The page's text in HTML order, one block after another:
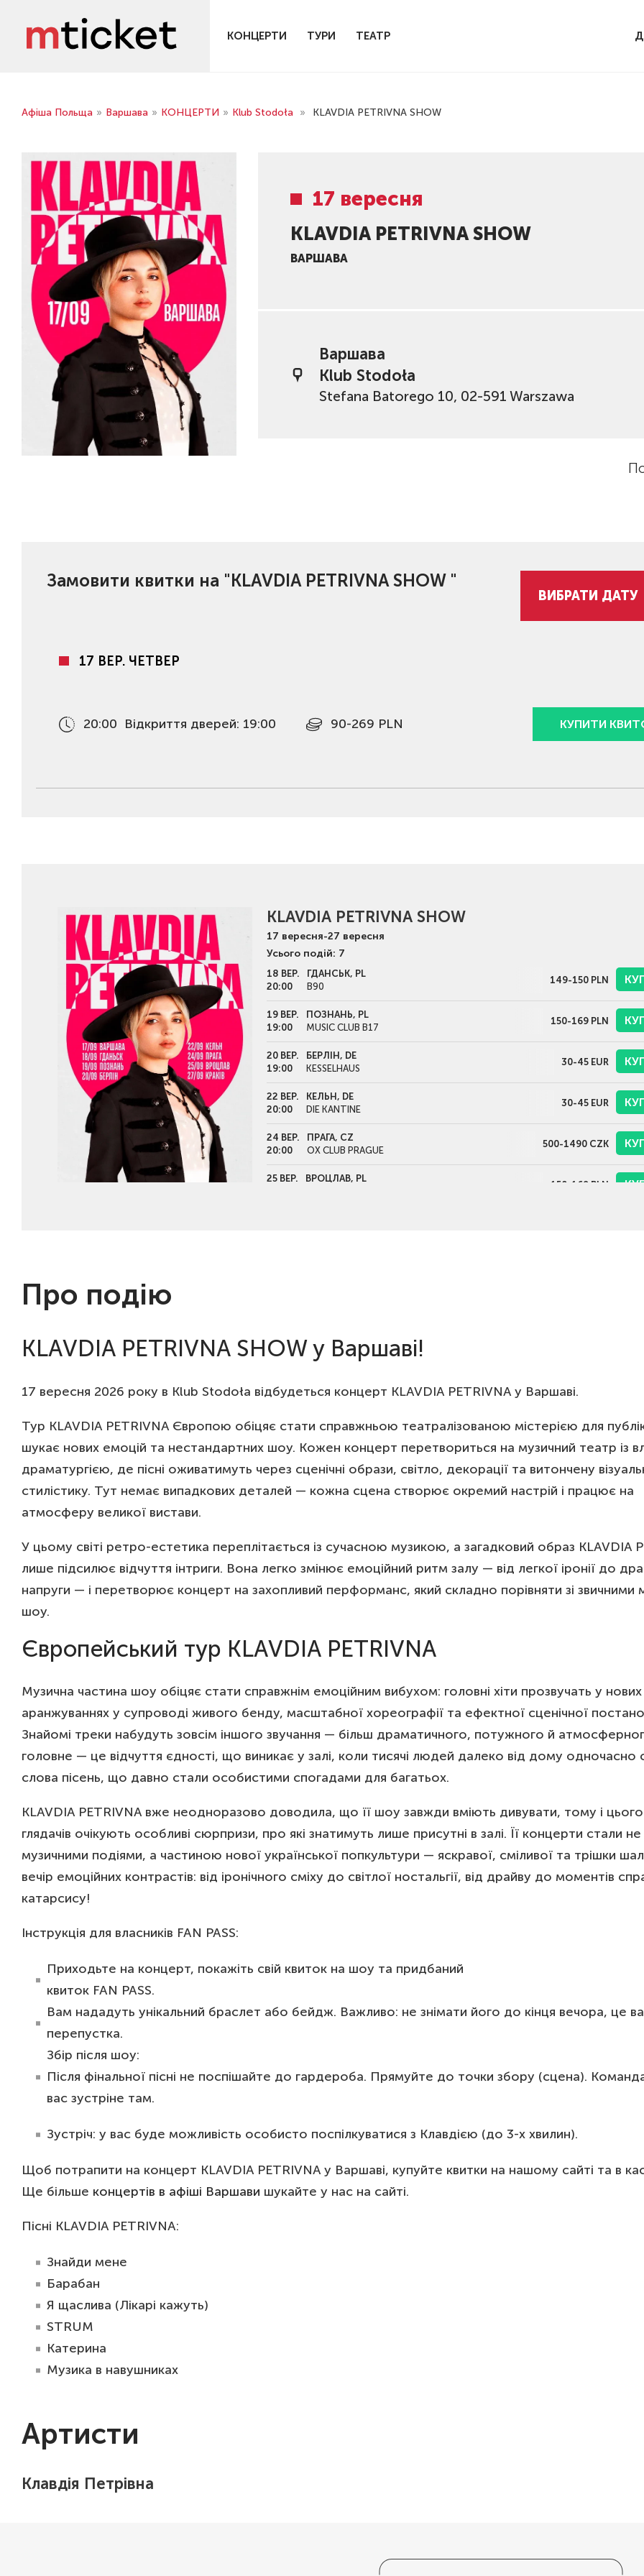
КОНЦЕРТИ ТУРИ ТЕАТР
Афіша Польща » Варшава » КОНЦЕРТИ » Klub Stodoła » KLAVDIA PETRIVNA SHOW
17 вересня
KLAVDIA PETRIVNA SHOW
ВАРШАВА
Варшава
Klub Stodoła
Stefana Batorego 10, 02-591 Warszawa
Замовити квитки на "KLAVDIA PETRIVNA SHOW "
ВИБРАТИ ДАТУ
17 ВЕР. ЧЕТВЕР
20:00 Відкриття дверей: 19:00 90-269 PLN КУПИТИ
KLAVDIA PETRIVNA SHOW
17 вересня-27 вересня
Усього подій: 7
18 ВЕР.
20:00
ГДАНСЬК, PL
B90
149-150PLN
19 ВЕР.
19:00
ПОЗНАНЬ, PL
MUSIC CLUB B17
150-169PLN
20 ВЕР.
19:00
БЕРЛІН, DE
KESSELHAUS
30-45EUR
22 ВЕР.
20:00
КЕЛЬН, DE
DIE KANTINE
30-45EUR
24 ВЕР.
20:00
ПРАГА, CZ
OX CLUB PRAGUE
500-1490CZK
25 ВЕР.
ВРОЦЛАВ, PL
150-169 PLN
Про подію
KLAVDIA PETRIVNA SHOW у Варшаві!
17 вересня 2026 року в Klub Stodoła відбудеться концерт KLAVDIA PETRIVNA у Варшаві.
Тур KLAVDIA PETRIVNA Європою обіцяє стати справжньою театралізованою містерією для
шукає нових емоцій та нестандартних шоу. Кожен концерт перетвориться на музичний театр із
драматургією, де пісні оживатимуть через сценічні образи, світло, декорації та витончену
стилістику. Тут немає випадкових деталей — кожна сцена створює окремий настрій і працює на
атмосферу великої вистави.
У цьому світі ретро-естетика переплітається із сучасною музикою, а загадковий образ KLAVDIA
лише підсилює відчуття інтриги. Вона легко змінює емоційний ритм залу — від легкої іронії до
напруги — і перетворює концерт на захопливий перформанс, який складно порівняти зі звичними
шоу.
Європейський тур KLAVDIA PETRIVNA
Музична частина шоу обіцяє стати справжнім емоційним вибухом: головні хіти прозвучать у
аранжуваннях у супроводі живого бенду, масштабної хореографії та ефектної сценічної
Знайомі треки набудуть зовсім іншого звучання — більш драматичного, потужного й
головне — це відчуття єдності, що виникає у залі, коли тисячі людей далеко від дому одночасно
слова пісень, що давно стали особистими спогадами для багатьох.
KLAVDIA PETRIVNA вже неодноразово доводила, що її шоу завжди вміють дивувати, тому і
глядачів очікують особливі сюрпризи, про які знатимуть лише присутні в залі. Її концерти стали
музичними подіями, а частиною нової української попкультури — яскравої, сміливої та трішки
вечір емоційних контрастів: від іронічного сміху до світлої ностальгії, від драйву до моментів
катарсису!
Інструкція для власників FAN PASS:
Приходьте на концерт, покажіть свій квиток на шоу та придбаний
квиток FAN PASS.
Вам нададуть унікальний браслет або бейдж. Важливо: не знімати його до кінця вечора, це
перепустка.
Збір після шоу:
Після фінальної пісні не поспішайте до гардероба. Прямуйте до точки збору (сцена).
вас зустріне там.
Зустріч: у вас буде можливість особисто поспілкуватися з Клавдією (до 3-х хвилин).
Щоб потрапити на концерт KLAVDIA PETRIVNA у Варшаві, купуйте квитки на нашому сайті та в
Ще більше концертів в афіші Варшави шукайте у нас на сайті.
Пісні KLAVDIA PETRIVNA:
Знайди мене
Барабан
Я щаслива (Лікарі кажуть)
STRUM
Катерина
Музика в навушниках
Артисти
Клавдія Петрівна